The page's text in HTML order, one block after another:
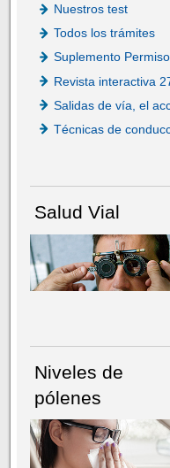
Nuestros test
Todos los trámites
Suplemento
Revista interactiva
Salidas de vía, el
Técnicas de
Salud Vial
Niveles de
pólenes